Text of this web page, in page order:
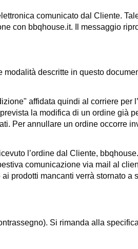
comunicato dal Cliente.
con bbqhouse.it. Il messaggio
descritte in questo
affidata quindi al corriere per
la modifica di un ordine già
Per annullare un ordine occorre
l’ordine dal Cliente,
comunicazione via mail al
prodotti mancanti verrà stornato a
Si rimanda alla